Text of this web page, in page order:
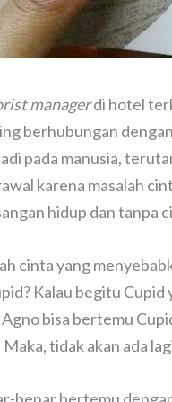
managerdi hotel
berhubungan
pada manusia,
karena masalah
hidup dan tanpa
cinta yang
Kalau begitu
bisa bertemu
tidak akan ada